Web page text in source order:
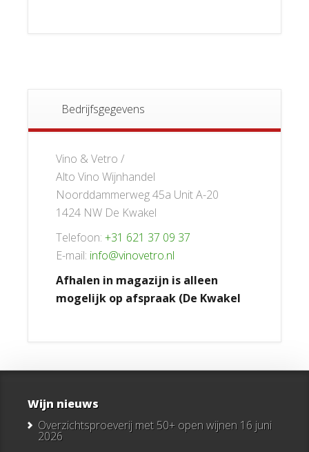
Bedrijfsgegevens
Vino & Vetro /
Alto Vino Wijnhandel
Noorddammerweg 45a Unit A-20
1424 NW De Kwakel
Telefoon: +31 621 37 09 37
E-mail: info@vinovetro.nl
Afhalen in magazijn is alleen
mogelijk op afspraak (De Kwakel
Wijn nieuws
Overzichtsproeverij met 50+ open wijnen 16 juni
2026